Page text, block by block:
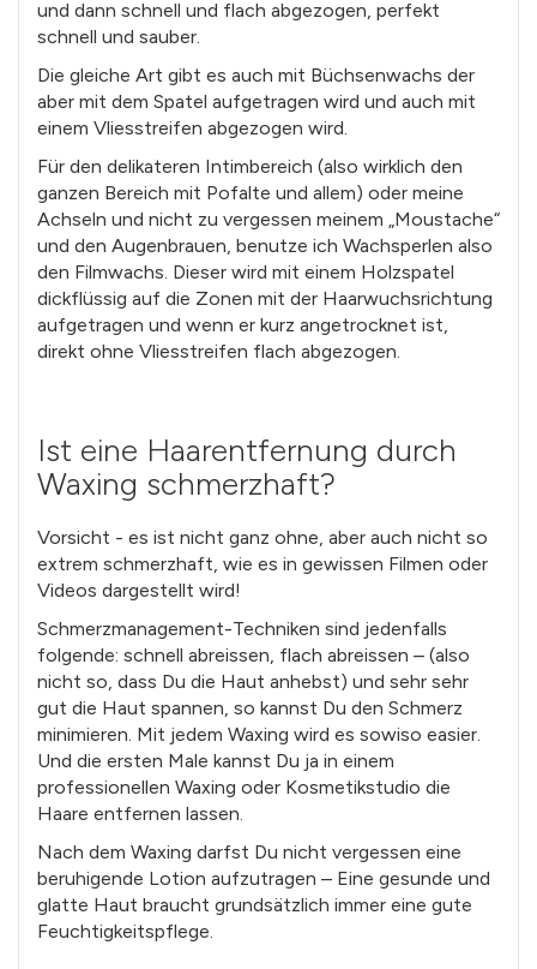
und dann schnell und flach abgezogen, perfekt
schnell und sauber.
Die gleiche Art gibt es auch mit Büchsenwachs der
aber mit dem Spatel aufgetragen wird und auch mit
einem Vliesstreifen abgezogen wird.
Für den delikateren Intimbereich (also wirklich den
ganzen Bereich mit Pofalte und allem) oder meine
Achseln und nicht zu vergessen meinem „Moustache“
und den Augenbrauen, benutze ich Wachsperlen also
den Filmwachs. Dieser wird mit einem Holzspatel
dickflüssig auf die Zonen mit der Haarwuchsrichtung
aufgetragen und wenn er kurz angetrocknet ist,
direkt ohne Vliesstreifen flach abgezogen.
Ist eine Haarentfernung durch
Waxing schmerzhaft?
Vorsicht - es ist nicht ganz ohne, aber auch nicht so
extrem schmerzhaft, wie es in gewissen Filmen oder
Videos dargestellt wird!
Schmerzmanagement-Techniken sind jedenfalls
folgende: schnell abreissen, flach abreissen – (also
nicht so, dass Du die Haut anhebst) und sehr sehr
gut die Haut spannen, so kannst Du den Schmerz
minimieren. Mit jedem Waxing wird es sowiso easier.
Und die ersten Male kannst Du ja in einem
professionellen Waxing oder Kosmetikstudio die
Haare entfernen lassen.
Nach dem Waxing darfst Du nicht vergessen eine
beruhigende Lotion aufzutragen – Eine gesunde und
glatte Haut braucht grundsätzlich immer eine gute
Feuchtigkeitspflege.